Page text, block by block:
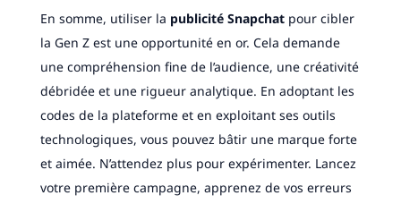
En somme, utiliser la publicité Snapchatpour cibler
la Gen Z est une opportunité en or. Cela demande
une compréhension fine de l’audience, une créativité
débridée et une rigueur analytique. En adoptant les
codes de la plateforme et en exploitant ses outils
technologiques, vous pouvez bâtir une marque forte
et aimée. N’attendez plus pour expérimenter. Lancez
votre première campagne, apprenez de vos erreurs